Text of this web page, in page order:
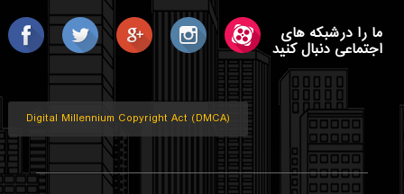
ما را درشبکه های
اجتماعی دنبال کنید
Digital Millennium Copyright Act (DMCA)